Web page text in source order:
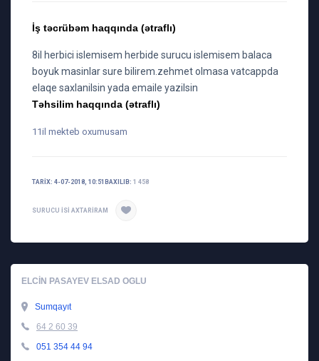
İş təcrübəm haqqında (ətraflı)
8il herbici islemisem herbide surucu islemisem balaca
boyuk masinlar sure bilirem.zehmet olmasa vatcappda
elaqe saxlanilsin yada emaile yazilsin
Təhsilim haqqında (ətraflı)
11il mekteb oxumusam
TARIX: 4-07-2018, 10:51 BAXILIB: 1 458
SURUCU ISI AXTARIRAM
ELCIN PASAYEV ELSAD OGLU
Sumqayıt
64 2 60 39
051 354 44 94